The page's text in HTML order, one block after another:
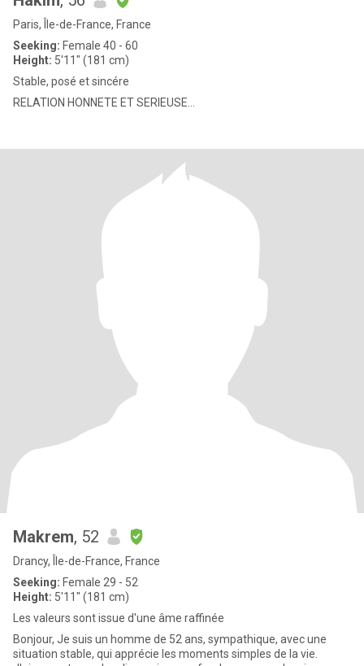
Paris, Île-de-France, France
Seeking: Female 40 - 60
Height: 5'11" (181 cm)
Stable, posé et sincére
RELATION HONNETE ET SERIEUSE...
Makrem, 52
Drancy, Île-de-France, France
Seeking: Female 29 - 52
Height: 5'11" (181 cm)
Les valeurs sont issue d'une âme raffinée
Bonjour, Je suis un homme de 52 ans, sympathique, avec une
situation stable, qui apprécie les moments simples de la vie.